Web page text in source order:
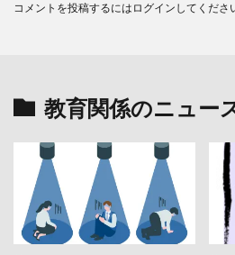
コメントを投稿するには ログイン してくださ
教育関係のニュー